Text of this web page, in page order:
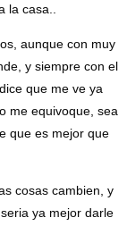
casa..
aunque con muy
y siempre con el
que me ve ya
me equivoque, sea
que es mejor que
cosas cambien, y
ya mejor darle